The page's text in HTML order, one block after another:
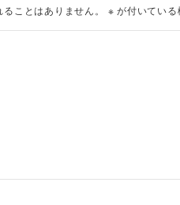
ことはありません。 ※ が付いてい